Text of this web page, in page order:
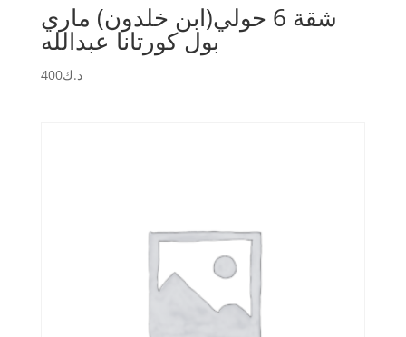
شقة 6 حولي(ابن خلدون) ماري
بول كورتانا عبدالله
د.ك400